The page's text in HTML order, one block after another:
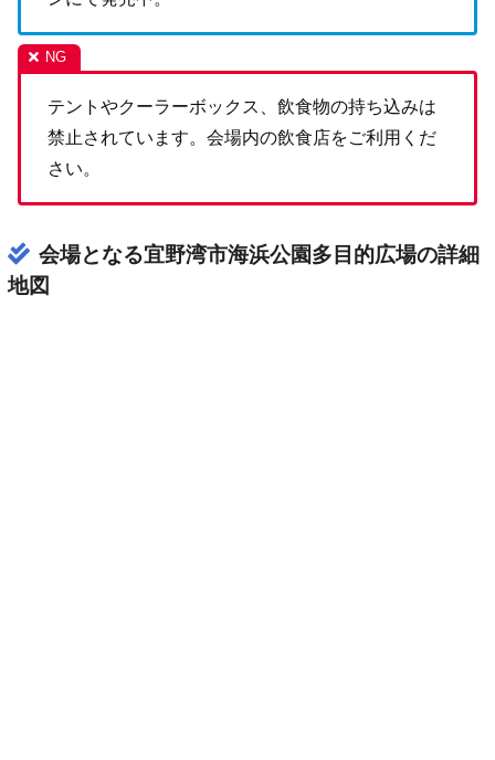
テントやクーラーボックス、飲食物の持ち込みは
禁止されています。会場内の飲食店をご利用くだ
さい。
会場となる宜野湾市海浜公園多目的広場の詳細
地図